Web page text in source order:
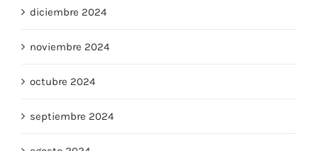
diciembre 2024
noviembre 2024
octubre 2024
septiembre 2024